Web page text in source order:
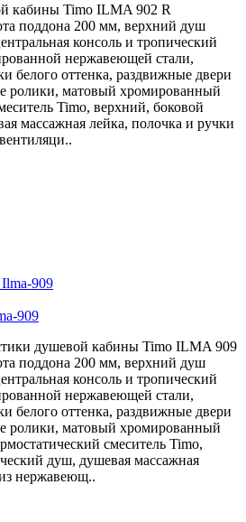
кабины Timo ILMA 902 R
поддона 200 мм, верхний душ
консоль и тропический
нержавеющей стали,
белого оттенка, раздвижные двери
ролики, матовый хромированный
Timo, верхний, боковой
массажная лейка, полочка и ручки
909
душевой кабины Timo ILMA 909
поддона 200 мм, верхний душ
консоль и тропический
нержавеющей стали,
белого оттенка, раздвижные двери
ролики, матовый хромированный
смеситель Timo,
душ, душевая массажная
нержавеющ..